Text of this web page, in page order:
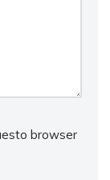
browser